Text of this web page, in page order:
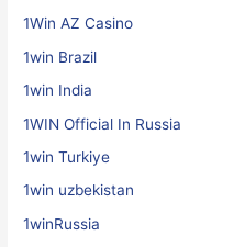
1Win AZ Casino
1win Brazil
1win India
1WIN Official In Russia
1win Turkiye
1win uzbekistan
1winRussia